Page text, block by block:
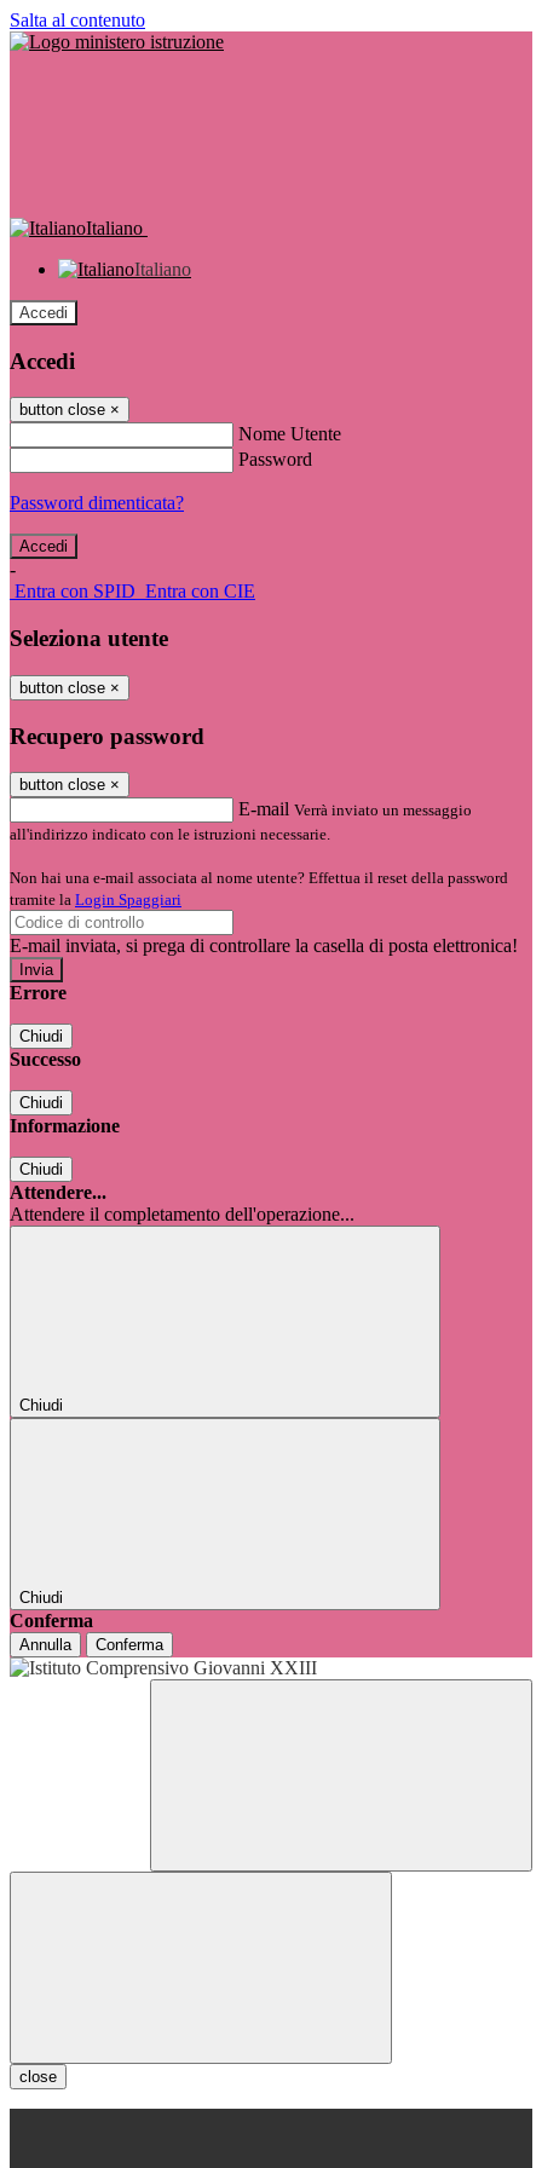
Salta al contenuto
Italiano
Italiano
Accedi
Accedi
button close ×
Nome Utente
Password
Password dimenticata?
-
Entra con SPID Entra con CIE
Seleziona utente
button close ×
Recupero password
button close ×
E-mail Verrà inviato un messaggio
all'indirizzo indicato con le istruzioni necessarie.
Non hai una e-mail associata al nome utente? Effettua il reset della password
tramite la Login Spaggiari
E-mail inviata, si prega di controllare la casella di posta elettronica!
Errore
Chiudi
Successo
Chiudi
Informazione
Chiudi
Attendere...
Attendere il completamento dell'operazione...
Chiudi
Chiudi
Conferma
Annulla Conferma
close